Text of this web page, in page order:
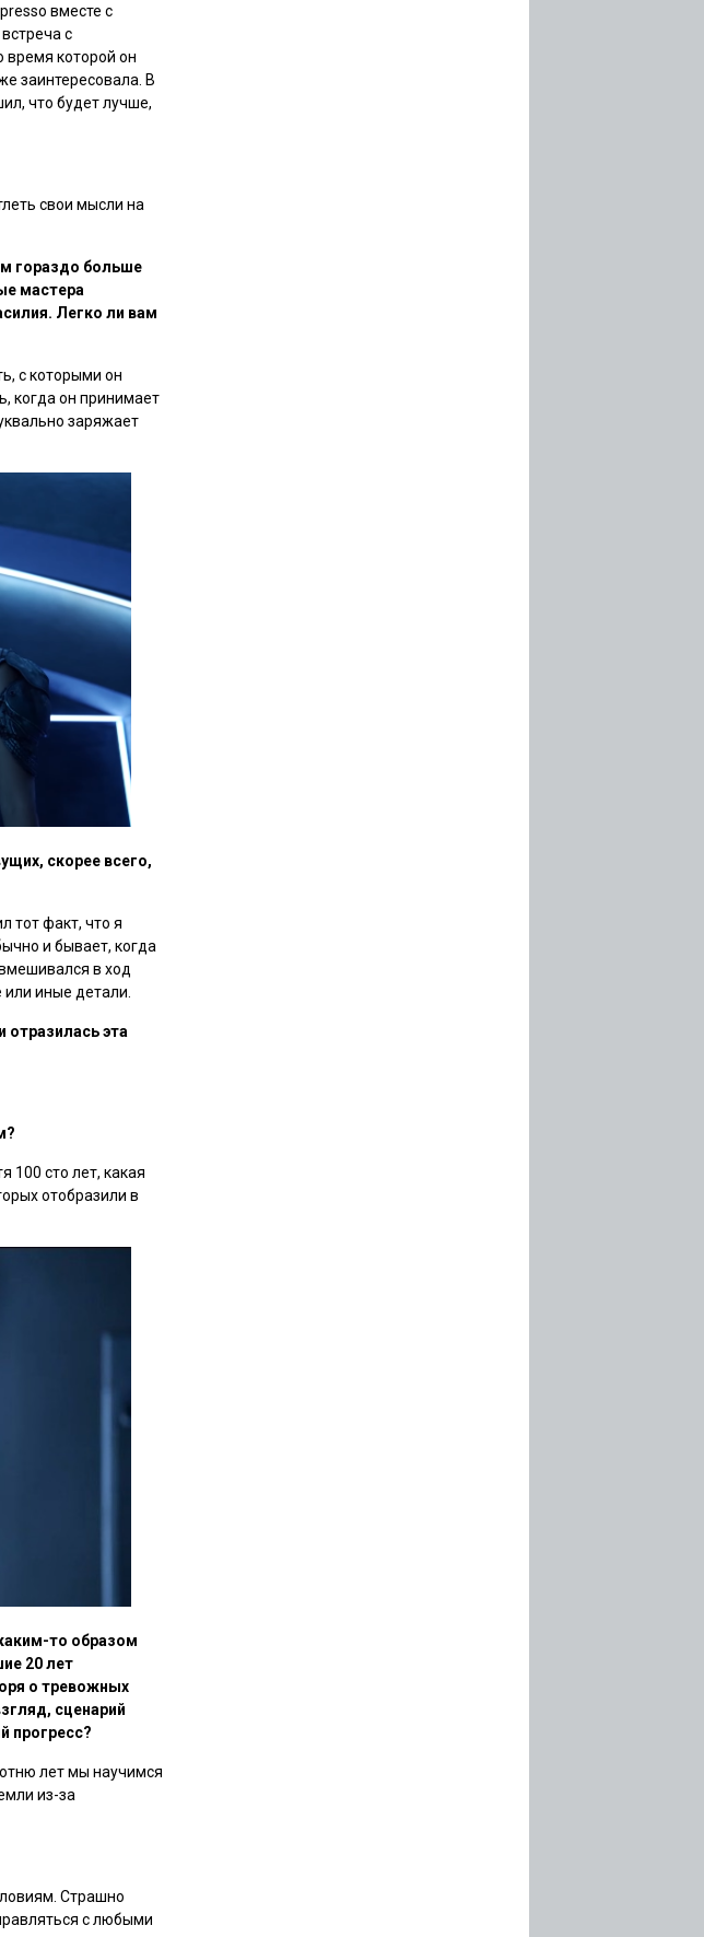
вместе с
с
время которой он
заинтересовала. В
что будет лучше,
свои мысли на
гораздо больше
мастера
Легко ли вам
с которыми он
когда он принимает
заряжает
скорее всего,
тот факт, что я
и бывает, когда
в ход
иные детали.
отразилась эта
100 сто лет, какая
отобразили в
то образом
20 лет
о тревожных
сценарий
прогресс?
лет мы научимся
из-за
Страшно
с любыми